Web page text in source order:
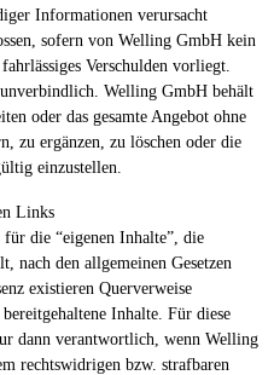
Informationen verursacht
sofern von Welling GmbH kein
Verschulden vorliegt.
Welling GmbH behält
oder das gesamte Angebot ohne
zu ergänzen, zu löschen oder die
einzustellen.
Links
die “eigenen Inhalte”, die
nach den allgemeinen Gesetzen
existieren Querverweise
Inhalte. Für diese
dann verantwortlich, wenn Welling
rechtswidrigen bzw. strafbaren